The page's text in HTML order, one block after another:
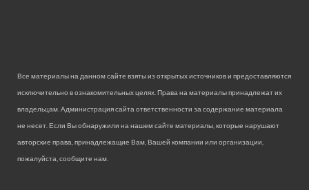
Все материалы на данном сайте взяты из открытых источников и предоставляются
исключительно в ознакомительных целях. Права на материалы принадлежат их
владельцам. Администрация сайта ответственности за содержание материала
не несет. Если Вы обнаружили на нашем сайте материалы, которые нарушают
авторские права, принадлежащие Вам, Вашей компании или организации,
пожалуйста, сообщите нам.